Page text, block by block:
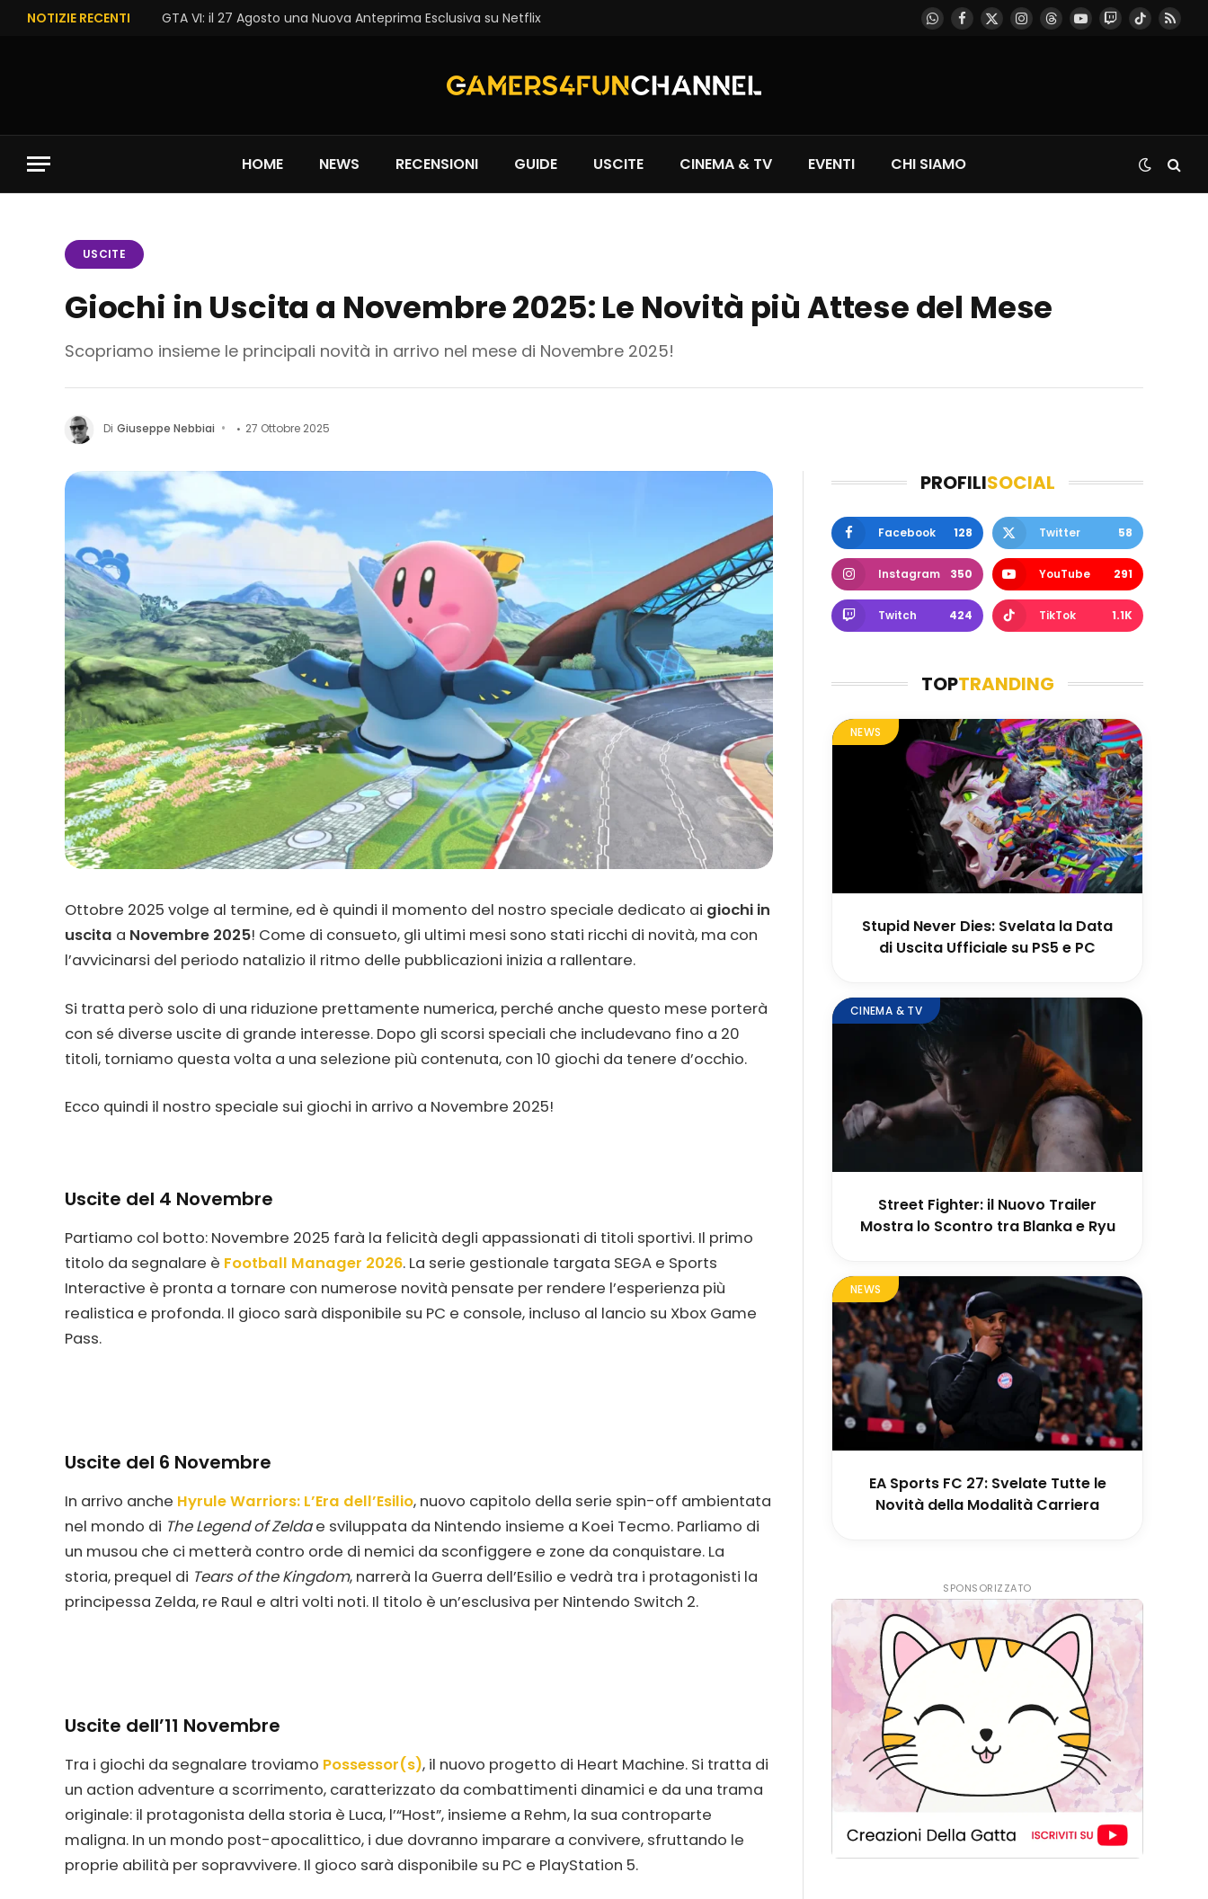
NOTIZIE RECENTI GTA VI: il 27 Agosto una Nuova Anteprima Esclusiva su Netflix WhatsApp
Facebook
X
Instagram
ThreadsYouTube
TwitchTikTok
RSS
HOME NEWS RECENSIONI GUIDE USCITE CINEMA & TV EVENTI CHI SIAMO
USCITE
Giochi in Uscita a Novembre 2025: Le Novità più Attese del Mese
Scopriamo insieme le principali novità in arrivo nel mese di Novembre 2025!
Di Giuseppe Nebbiai 27 Ottobre 2025
Ottobre 2025 volge al termine, ed è quindi il momento del nostro speciale dedicato ai giochi in
uscita a Novembre 2025! Come di consueto, gli ultimi mesi sono stati ricchi di novità, ma con
l’avvicinarsi del periodo natalizio il ritmo delle pubblicazioni inizia a rallentare.
Si tratta però solo di una riduzione prettamente numerica, perché anche questo mese porterà
con sé diverse uscite di grande interesse. Dopo gli scorsi speciali che includevano fino a 20
titoli, torniamo questa volta a una selezione più contenuta, con 10 giochi da tenere d’occhio.
Ecco quindi il nostro speciale sui giochi in arrivo a Novembre 2025!
Uscite del 4 Novembre
Partiamo col botto: Novembre 2025 farà la felicità degli appassionati di titoli sportivi. Il primo
titolo da segnalare è Football Manager 2026. La serie gestionale targata SEGA e Sports
Interactive è pronta a tornare con numerose novità pensate per rendere l’esperienza più
realistica e profonda. Il gioco sarà disponibile su PC e console, incluso al lancio su Xbox Game
Pass.
Uscite del 6 Novembre
In arrivo anche Hyrule Warriors: L’Era dell’Esilio, nuovo capitolo della serie spin-off ambientata
nel mondo di The Legend of Zeldae sviluppata da Nintendo insieme a Koei Tecmo. Parliamo di
un musou che ci metterà contro orde di nemici da sconfiggere e zone da conquistare. La
storia, prequel di Tears of the Kingdom, narrerà la Guerra dell’Esilio e vedrà tra i protagonisti la
principessa Zelda, re Raul e altri volti noti. Il titolo è un’esclusiva per Nintendo Switch 2.
Uscite dell’11 Novembre
Tra i giochi da segnalare troviamo Possessor(s), il nuovo progetto di Heart Machine. Si tratta di
un action adventure a scorrimento, caratterizzato da combattimenti dinamici e da una trama
originale: il protagonista della storia è Luca, l’“Host”, insieme a Rehm, la sua controparte
maligna. In un mondo post-apocalittico, i due dovranno imparare a convivere, sfruttando le
proprie abilità per sopravvivere. Il gioco sarà disponibile su PC e PlayStation 5.
PROFILISOCIAL
Facebook 128 Twitter 58
Instagram 350 YouTube 291
Twitch 424 TikTok 1.1K
TOPTRANDING
NEWS
Stupid Never Dies: Svelata la Data
di Uscita Ufficiale su PS5 e PC
CINEMA & TV
Street Fighter: il Nuovo Trailer
Mostra lo Scontro tra Blanka e Ryu
NEWS
EA Sports FC 27: Svelate Tutte le
Novità della Modalità Carriera
SPONSORIZZATO